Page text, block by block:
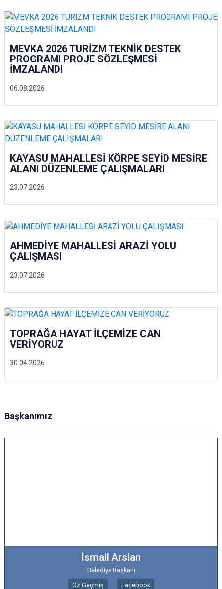
06.08.2026
MEVKA 2026 TURİZM TEKNİK DESTEK
PROGRAMI PROJE SÖZLEŞMESİ
İMZALANDI
23.07.2026
KAYASU MAHALLESİ KÖRPE SEYİD MESİRE
ALANI DÜZENLEME ÇALIŞMALARI
23.07.2026
AHMEDİYE MAHALLESİ ARAZİ YOLU
ÇALIŞMASI
30.04.2026
TOPRAĞA HAYAT İLÇEMİZE CAN
VERİYORUZ
Başkanımız
İsmail Arslan
Belediye Başkanı
Öz Geçmiş
Facebook